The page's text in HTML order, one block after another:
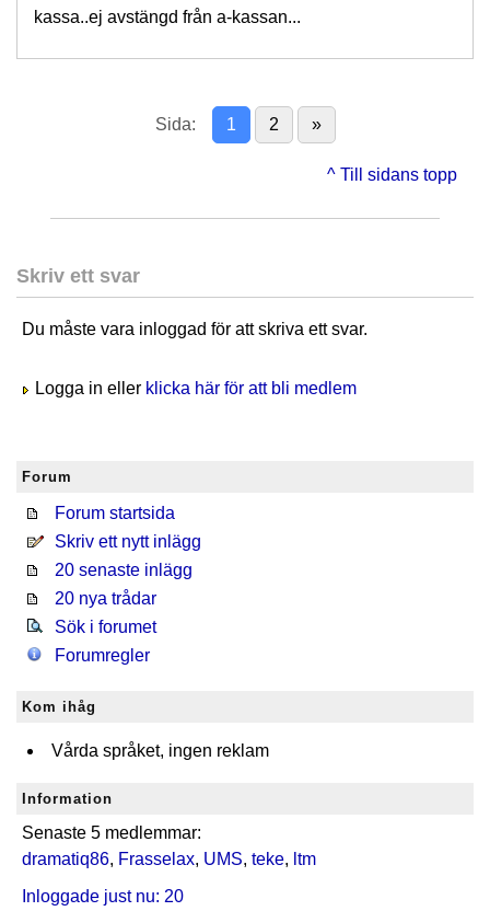
kassa..ej avstängd från a-kassan...
Sida: 1 2 »
^ Till sidans topp
Skriv ett svar
Du måste vara inloggad för att skriva ett svar.
Logga in eller klicka här för att bli medlem
Forum
Forum startsida
Skriv ett nytt inlägg
20 senaste inlägg
20 nya trådar
Sök i forumet
Forumregler
Kom ihåg
Vårda språket, ingen reklam
Information
Senaste 5 medlemmar:
dramatiq86, Frasselax, UMS, teke, ltm
Inloggade just nu: 20